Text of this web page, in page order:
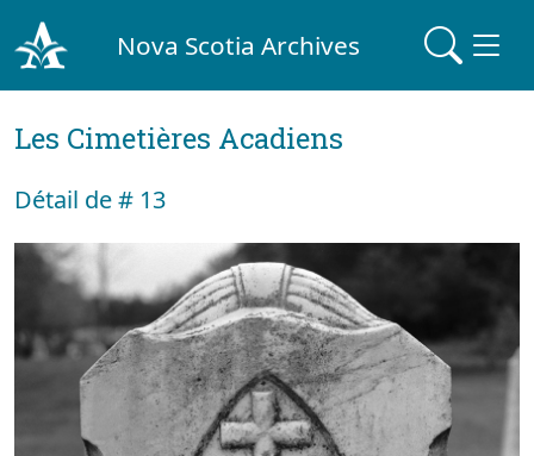
Nova Scotia Archives
Les Cimetières Acadiens
Détail de # 13